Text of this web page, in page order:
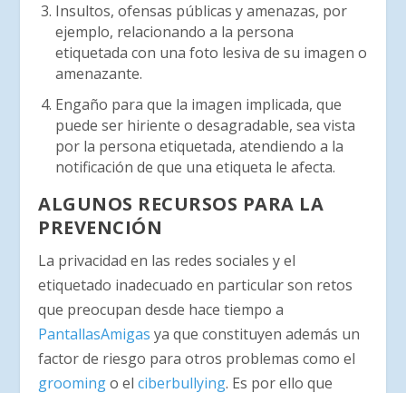
Insultos, ofensas públicas y amenazas, por
ejemplo, relacionando a la persona
etiquetada con una foto lesiva de su imagen o
amenazante.
Engaño para que la imagen implicada, que
puede ser hiriente o desagradable, sea vista
por la persona etiquetada, atendiendo a la
notificación de que una etiqueta le afecta.
ALGUNOS RECURSOS PARA LA
PREVENCIÓN
La privacidad en las redes sociales y el
etiquetado inadecuado en particular son retos
que preocupan desde hace tiempo a
PantallasAmigas ya que constituyen además un
factor de riesgo para otros problemas como el
groomingo elciberbullying. Es por ello que